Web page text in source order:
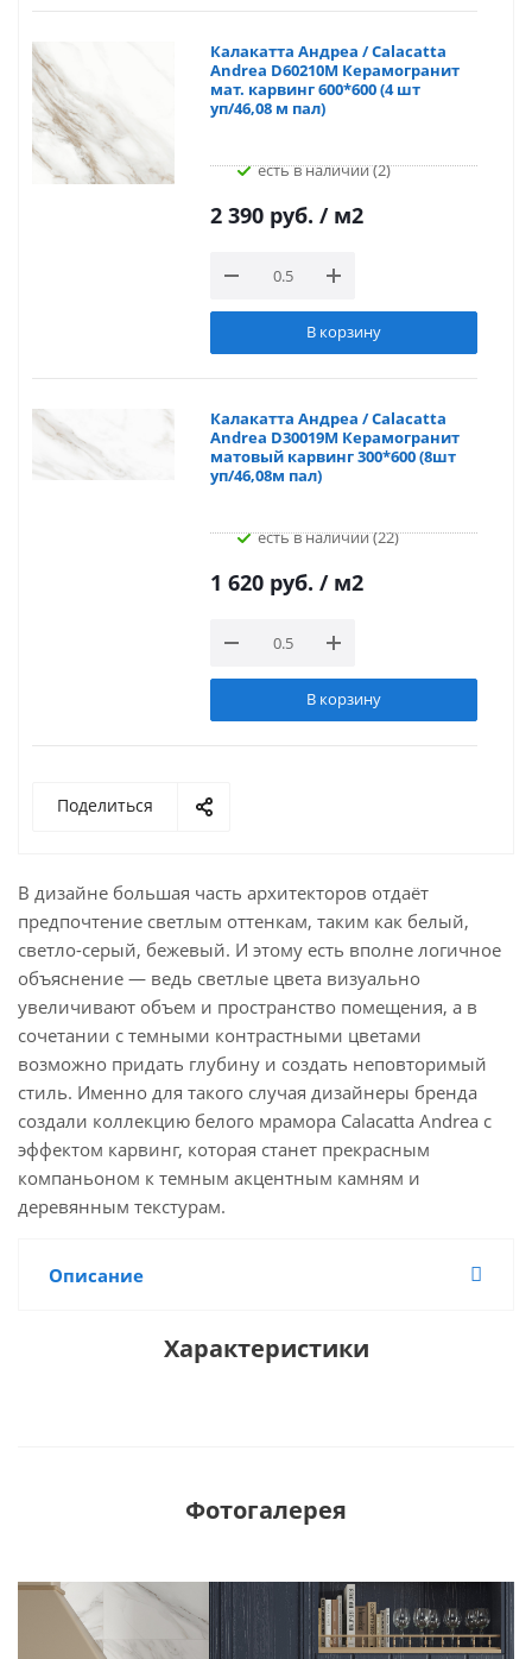
Калакатта Андреа / Calacatta
Andrea D60210M Керамогранит
мат. карвинг 600*600 (4 шт
уп/46,08 м пал)
Есть в наличии (2)
2 390 руб. / м2
В корзину
Калакатта Андреа / Calacatta
Andrea D30019M Керамогранит
матовый карвинг 300*600 (8шт
уп/46,08м пал)
Есть в наличии (22)
1 620 руб. / м2
В корзину
Поделиться
В дизайне большая часть архитекторов отдаёт
предпочтение светлым оттенкам, таким как белый,
светло-серый, бежевый. И этому есть вполне логичное
объяснение — ведь светлые цвета визуально
увеличивают объем и пространство помещения, а в
сочетании с темными контрастными цветами
возможно придать глубину и создать неповторимый
стиль. Именно для такого случая дизайнеры бренда
создали коллекцию белого мрамора Calacatta Andrea с
эффектом карвинг, которая станет прекрасным
компаньоном к темным акцентным камням и
деревянным текстурам.
Описание
Характеристики
Фотогалерея